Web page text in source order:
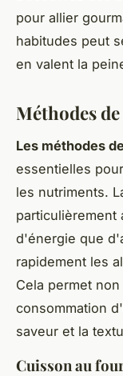
pour allier
habitudes peut
en valent la
Méthodes
Les méthodes
essentielles
les nutriments.
particulièrement
d'énergie que
rapidement les
Cela permet
consommation
saveur et la
Cuisson au